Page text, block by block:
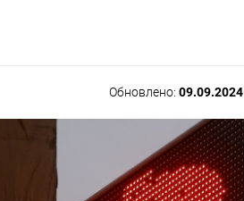
Обновлено:09.09.2024